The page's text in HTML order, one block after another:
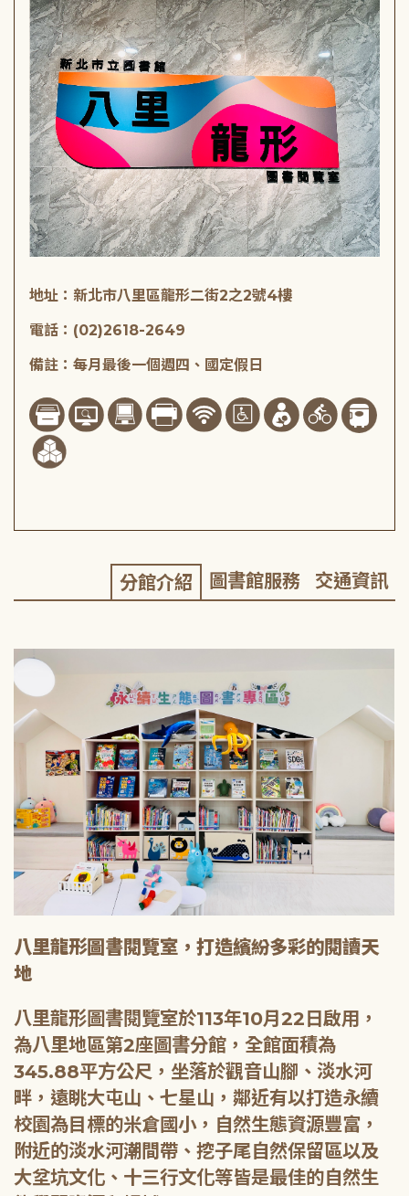
地址：新北市八里區龍形二街2之2號4樓
電話：(02)2618-2649
備註：每月最後一個週四、國定假日
分館介紹 圖書館服務 交通資訊
八里龍形圖書閱覽室，打造繽紛多彩的閱讀天
地
八里龍形圖書閱覽室於113年10月22日啟用，
為八里地區第2座圖書分館，全館面積為
345.88平方公尺，坐落於觀音山腳、淡水河
畔，遠眺大屯山、七星山，鄰近有以打造永續
校園為目標的米倉國小，自然生態資源豐富，
附近的淡水河潮間帶、挖子尾自然保留區以及
大坌坑文化、十三行文化等皆是最佳的自然生